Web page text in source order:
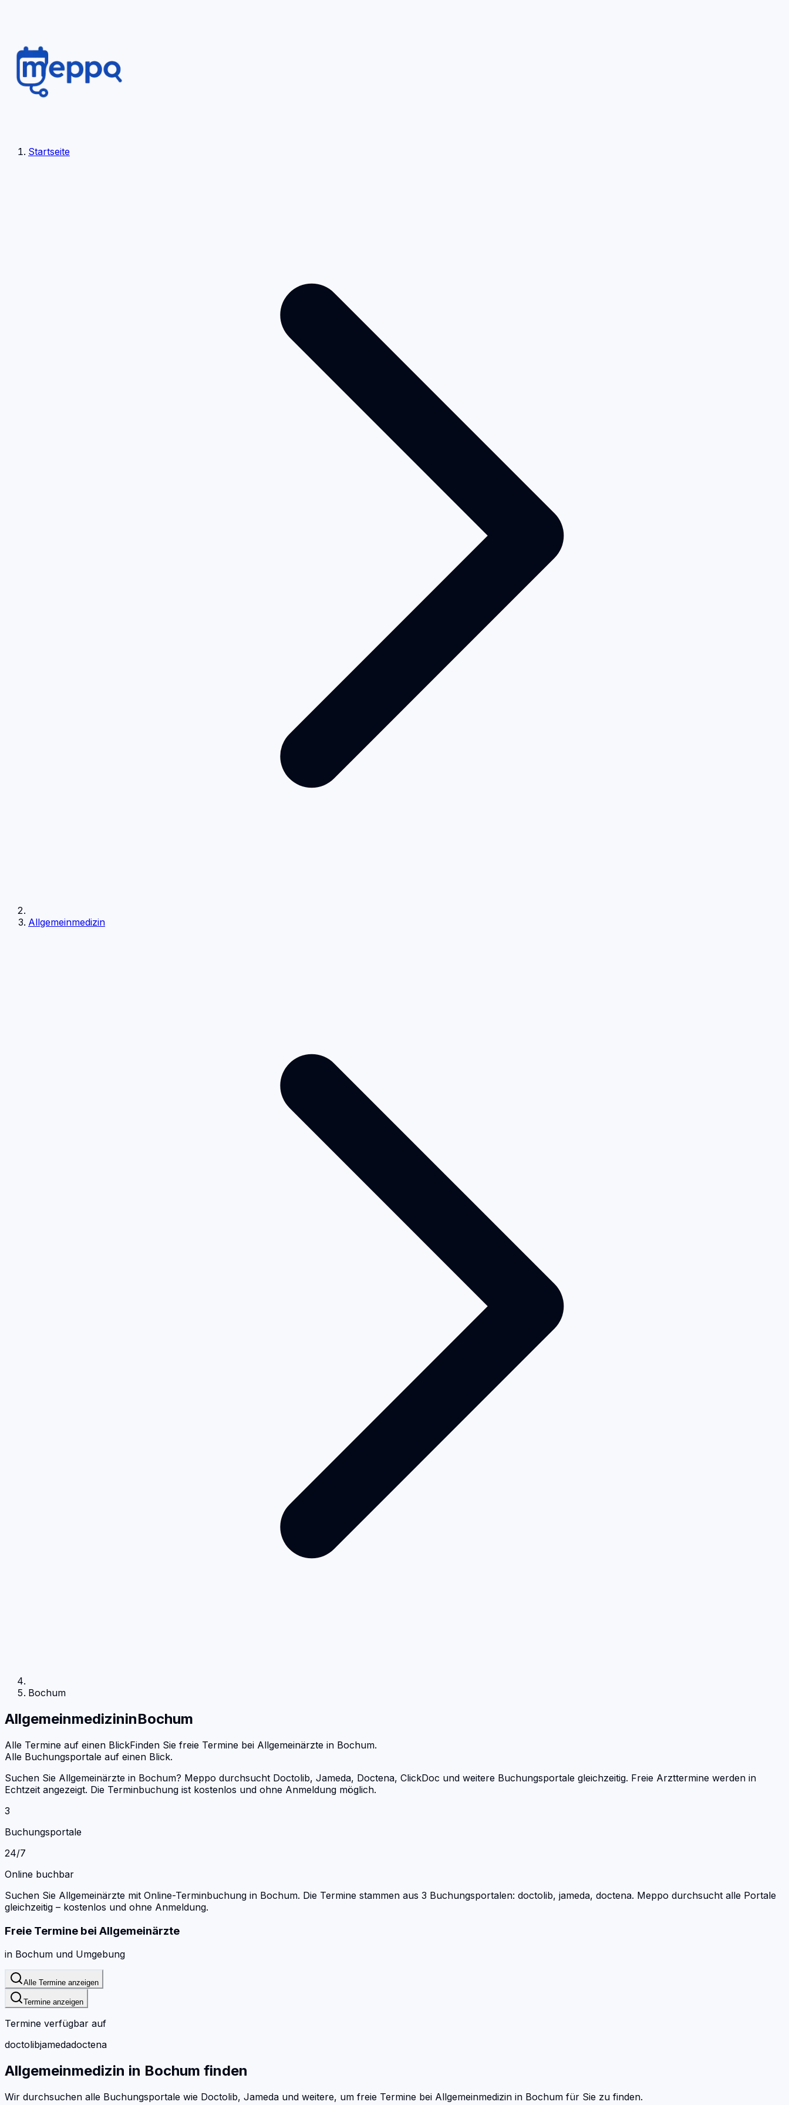
Startseite
Allgemeinmedizin
Bochum
AllgemeinmedizininBochum
Alle Termine auf einen BlickFinden Sie freie Termine bei Allgemeinärzte in Bochum.
Alle Buchungsportale auf einen Blick.
Suchen Sie Allgemeinärzte in Bochum? Meppo durchsucht Doctolib, Jameda, Doctena, ClickDoc und weitere Buchungsportale gleichzeitig. Freie Arzttermine werden in
Echtzeit angezeigt. Die Terminbuchung ist kostenlos und ohne Anmeldung möglich.
3
Buchungsportale
24/7
Online buchbar
Suchen Sie Allgemeinärzte mit Online-Terminbuchung in Bochum. Die Termine stammen aus 3 Buchungsportalen: doctolib, jameda, doctena. Meppo durchsucht alle Portale
gleichzeitig – kostenlos und ohne Anmeldung.
Freie Termine bei Allgemeinärzte
in Bochum und Umgebung
Alle Termine anzeigen
Termine anzeigen
Termine verfügbar auf
doctolibjamedadoctena
Allgemeinmedizin in Bochum finden
Wir durchsuchen alle Buchungsportale wie Doctolib, Jameda und weitere, um freie Termine bei Allgemeinmedizin in Bochum für Sie zu finden.